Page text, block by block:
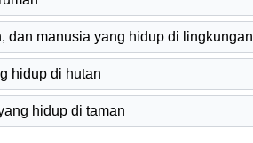
dan manusia yang hidup di lingkungan
hidup di hutan
hidup di taman